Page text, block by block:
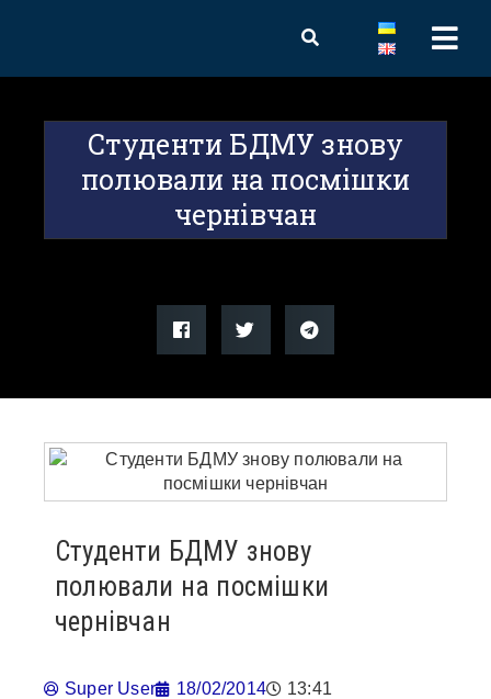
Студенти БДМУ знову
полювали на посмішки
чернівчан
Студенти БДМУ знову
полювали на посмішки
чернівчан
Super User 18/02/2014 13:41